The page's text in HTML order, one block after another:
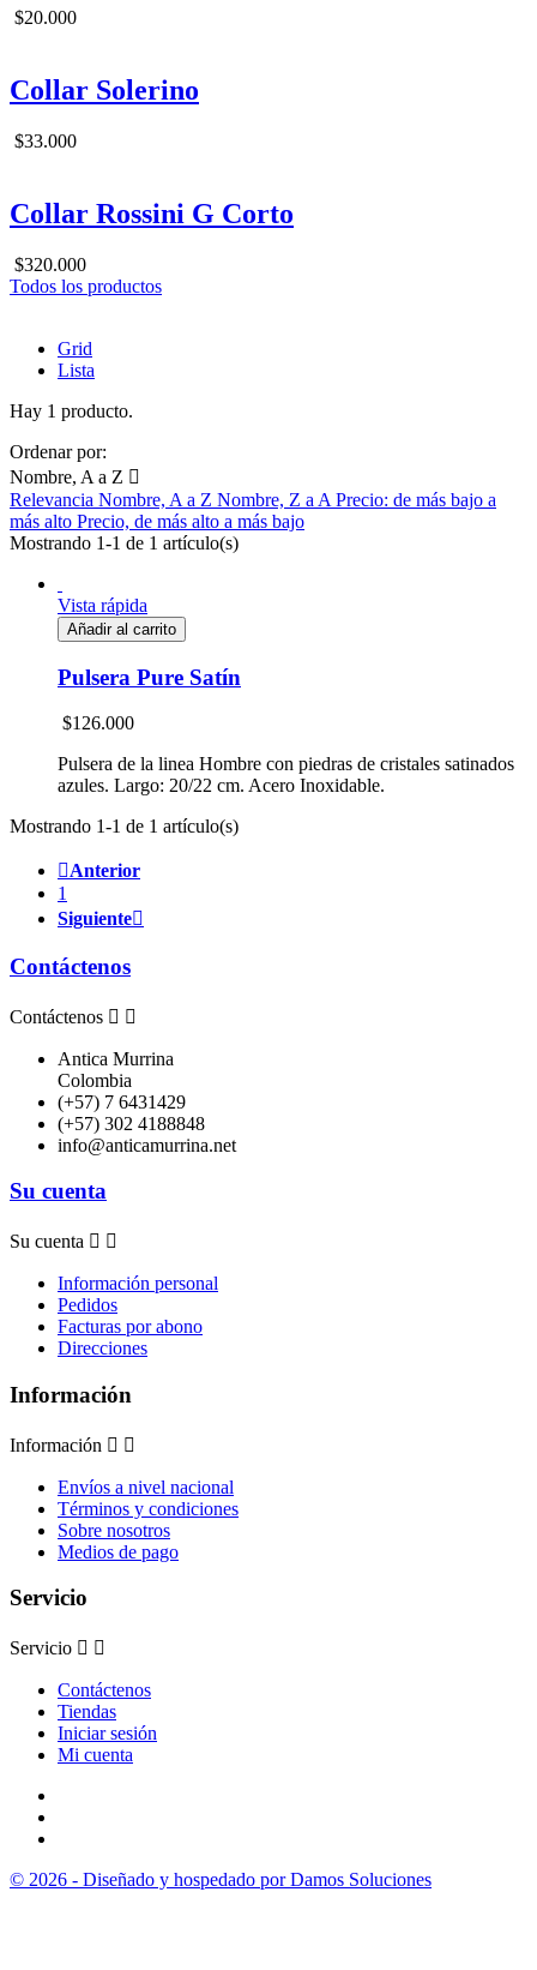
$20.000
Collar Solerino
$33.000
Collar Rossini G Corto
$320.000
Todos los productos
Grid
Lista
Hay 1 producto.
Ordenar por:
Nombre, A a Z 
Relevancia Nombre, A a Z Nombre, Z a A Precio: de más bajo a
más alto Precio, de más alto a más bajo
Mostrando 1-1 de 1 artículo(s)
Vista rápida
Añadir al carrito
Pulsera Pure Satín
$126.000
Pulsera de la linea Hombre con piedras de cristales satinados
azules. Largo: 20/22 cm. Acero Inoxidable.
Mostrando 1-1 de 1 artículo(s)
Anterior
1
Siguiente
Contáctenos
Contáctenos  
Antica Murrina
Colombia
(+57) 7 6431429
(+57) 302 4188848
info@anticamurrina.net
Su cuenta
Su cuenta  
Información personal
Pedidos
Facturas por abono
Direcciones
Información
Información  
Envíos a nivel nacional
Términos y condiciones
Sobre nosotros
Medios de pago
Servicio
Servicio  
Contáctenos
Tiendas
Iniciar sesión
Mi cuenta
© 2026 - Diseñado y hospedado por Damos Soluciones